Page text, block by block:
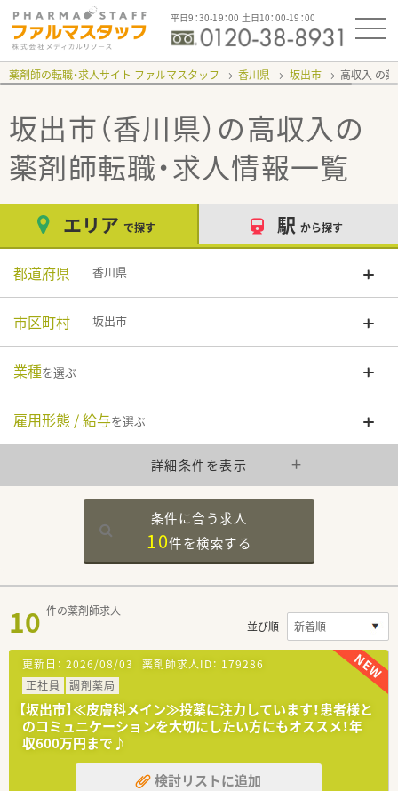
平日9：30-19：00 土日10：00-19：00
薬剤師の転職・求人サイト ファルマスタッフ 香川県 坂出市 高収入
坂出市（香川県）の高収入の
薬剤師転職・求人情報一覧
エリア で探す 駅 から探す
都道府県 香川県
市区町村 坂出市
業種を選ぶ
雇用形態 / 給与を選ぶ
詳細条件を表示
条件に合う求人
10件を検索する
10 件の薬剤師求人
並び順
更新日： 2026/08/03 薬剤師求人ID： 179286
正社員
調剤薬局
【坂出市】≪皮膚科メイン≫投薬に注力しています！患者様と
のコミュニケーションを大切にしたい方にもオススメ！年
収600万円まで♪
検討リストに追加